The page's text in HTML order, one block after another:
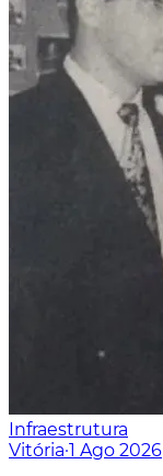
Infraestrutura
Vitória·1 Ago 2026